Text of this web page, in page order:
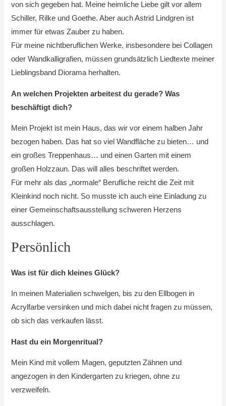
von sich gegeben hat. Meine heimliche Liebe gilt vor allem
Schiller, Rilke und Goethe. Aber auch Astrid Lindgren ist
immer für etwas Zauber zu haben.
Für meine nichtberuflichen Werke, insbesondere bei Collagen
oder Wandkalligrafien, müssen grundsätzlich Liedtexte meiner
Lieblingsband Diorama herhalten.
An welchen Projekten arbeitest du gerade? Was
beschäftigt dich?
Mein Projekt ist mein Haus, das wir vor einem halben Jahr
bezogen haben. Das hat so viel Wandfläche zu bieten… und
ein großes Treppenhaus… und einen Garten mit einem
großen Holzzaun. Das will alles beschriftet werden.
Für mehr als das „normale“ Berufliche reicht die Zeit mit
Kleinkind noch nicht. So musste ich auch eine Einladung zu
einer Gemeinschaftsausstellung schweren Herzens
ausschlagen.
Persönlich
Was ist für dich kleines Glück?
In meinen Materialien schwelgen, bis zu den Ellbogen in
Acrylfarbe versinken und mich dabei nicht fragen zu müssen,
ob sich das verkaufen lässt.
Hast du ein Morgenritual?
Mein Kind mit vollem Magen, geputzten Zähnen und
angezogen in den Kindergarten zu kriegen, ohne zu
verzweifeln.